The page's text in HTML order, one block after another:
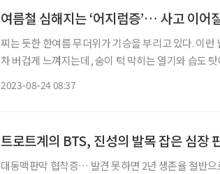
여름철 심해지는 ‘어지럼증’… 사고 이어
찌는 듯한 한여름 무더위가 기승을 부리고 있다. 이
차 버겁게 느껴지는데, 숨이 턱 막히는 열기와 습도
2023-08-24 08:37
트로트계의 BTS, 진성의 발목 잡은 심장
대동맥판막 협착증… 발견 못하면 2년 생존율 절반